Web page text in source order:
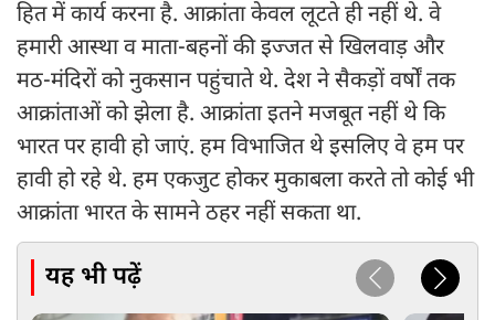
हित में कार्य करना है. आक्रांता केवल लूटते ही नहीं थे. वे
हमारी आस्था व माता-बहनों की इज्जत से खिलवाड़ और
मठ-मंदिरों को नुकसान पहुंचाते थे. देश ने सैकड़ों वर्षों तक
आक्रांताओं को झेला है. आक्रांता इतने मजबूत नहीं थे कि
भारत पर हावी हो जाएं. हम विभाजित थे इसलिए वे हम पर
हावी हो रहे थे. हम एकजुट होकर मुकाबला करते तो कोई भी
आक्रांता भारत के सामने ठहर नहीं सकता था.
यह भी पढ़ें